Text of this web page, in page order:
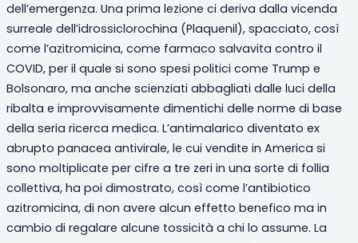
dell’emergenza. Una prima lezione ci deriva dalla vicenda
surreale dell’idrossiclorochina (Plaquenil), spacciato, così
come l’azitromicina, come farmaco salvavita contro il
COVID, per il quale si sono spesi politici come Trump e
Bolsonaro, ma anche scienziati abbagliati dalle luci della
ribalta e improvvisamente dimentichi delle norme di base
della seria ricerca medica. L’antimalarico diventato ex
abrupto panacea antivirale, le cui vendite in America si
sono moltiplicate per cifre a tre zeri in una sorte di follia
collettiva, ha poi dimostrato, così come l’antibiotico
azitromicina, di non avere alcun effetto benefico ma in
cambio di regalare alcune tossicità a chi lo assume. La